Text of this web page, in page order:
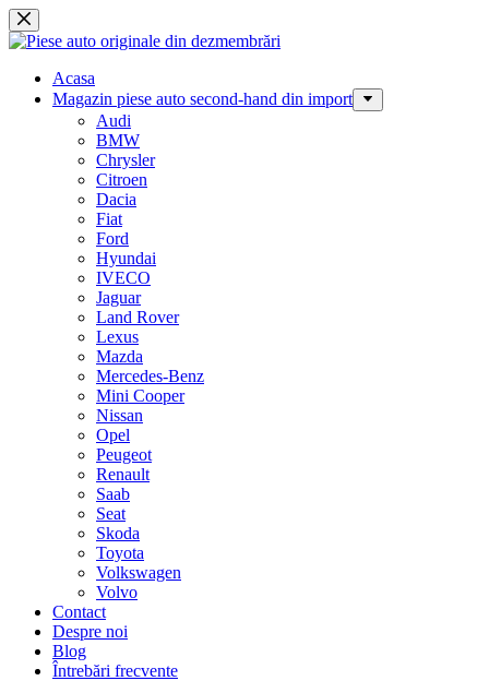
Sari
la
Acasa
Magazin piese auto second-hand din import
Audi
BMW
Chrysler
Citroen
Dacia
Fiat
Ford
Hyundai
IVECO
Jaguar
Land Rover
Lexus
Mazda
Mercedes-Benz
Mini Cooper
Nissan
Opel
Peugeot
Renault
Saab
Seat
Skoda
Toyota
Volkswagen
Volvo
Contact
Despre noi
Blog
Întrebări frecvente